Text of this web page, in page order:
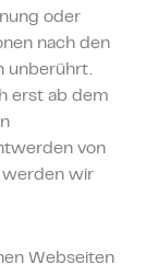
oder
nach den
unberührt.
erst ab dem
von
werden wir
Webseiten